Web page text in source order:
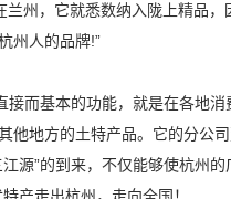
州，它就悉数纳入陇上精品
州人的品牌!”
而基本的功能，就是在各地
他地方的土特产品。它的分公
源”的到来，不仅能够使杭州